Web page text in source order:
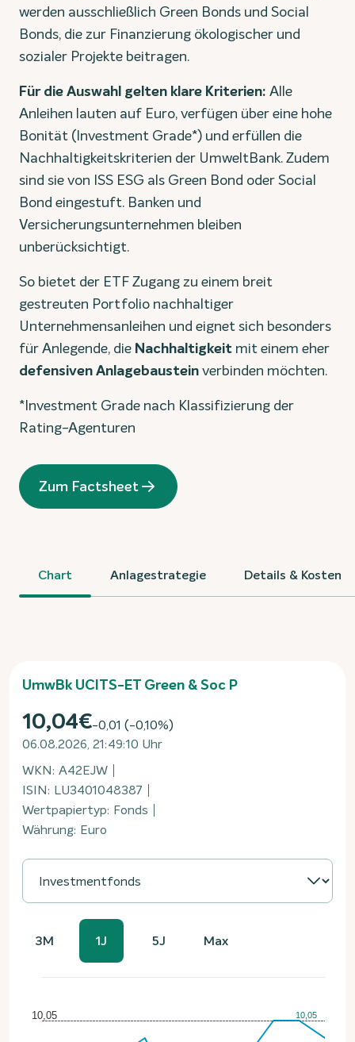
werden ausschließlich Green Bonds und Social
Bonds, die zur Finanzierung ökologischer und
sozialer Projekte beitragen.
Für die Auswahl gelten klare Kriterien: Alle
Anleihen lauten auf Euro, verfügen über eine hohe
Bonität (Investment Grade*) und erfüllen die
Nachhaltigkeitskriterien der UmweltBank. Zudem
sind sie von ISS ESG als Green Bond oder Social
Bond eingestuft. Banken und
Versicherungsunternehmen bleiben
unberücksichtigt.
So bietet der ETF Zugang zu einem breit
gestreuten Portfolio nachhaltiger
Unternehmensanleihen und eignet sich besonders
für Anlegende, die Nachhaltigkeit mit einem eher
defensiven Anlagebausteinverbinden möchten.
*Investment Grade nach Klassifizierung der
Rating-Agenturen
Zum Factsheet
Chart Anlagestrategie Details & Kosten
UmwBk UCITS-ET Green & Soc P
10,04€-0,01 (-0,10%)
06.08.2026, 21:49:10 Uhr
WKN: A42EJW
ISIN: LU3401048387
Wertpapiertyp: Fonds
Währung: Euro
3M 1J 5J
Max
The chart has 1 Y axis displaying values. Data ranges
10,05
10,05